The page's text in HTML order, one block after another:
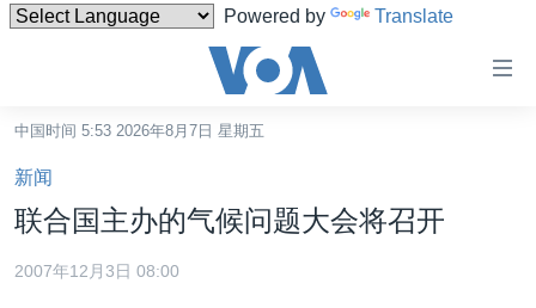
Powered by Translate
碍
链
接
跳
转
中国
中国时间 5:53 2026年8月7日 星期五
新闻
联合国主办的气候问题大会将召开
2007年12月3日 08:00